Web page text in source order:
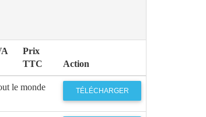
Prix
TTC
Action
le monde TÉLÉCHARGER